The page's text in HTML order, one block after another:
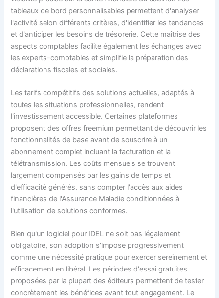
tableaux de bord personnalisables permettent d'analyser
l'activité selon différents critères, d'identifier les tendances
et d'anticiper les besoins de trésorerie. Cette maîtrise des
aspects comptables facilite également les échanges avec
les experts-comptables et simplifie la préparation des
déclarations fiscales et sociales.
Les tarifs compétitifs des solutions actuelles, adaptés à
toutes les situations professionnelles, rendent
l'investissement accessible. Certaines plateformes
proposent des offres freemium permettant de découvrir les
fonctionnalités de base avant de souscrire à un
abonnement complet incluant la facturation et la
télétransmission. Les coûts mensuels se trouvent
largement compensés par les gains de temps et
d'efficacité générés, sans compter l'accès aux aides
financières de l'Assurance Maladie conditionnées à
l'utilisation de solutions conformes.
Bien qu'un logiciel pour IDEL ne soit pas légalement
obligatoire, son adoption s'impose progressivement
comme une nécessité pratique pour exercer sereinement et
efficacement en libéral. Les périodes d'essai gratuites
proposées par la plupart des éditeurs permettent de tester
concrètement les bénéfices avant tout engagement. Le